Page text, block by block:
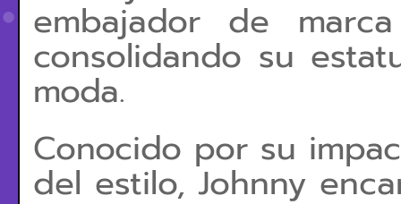
embajador de
consolidando su
moda.
Conocido por su
del estilo, Johnny